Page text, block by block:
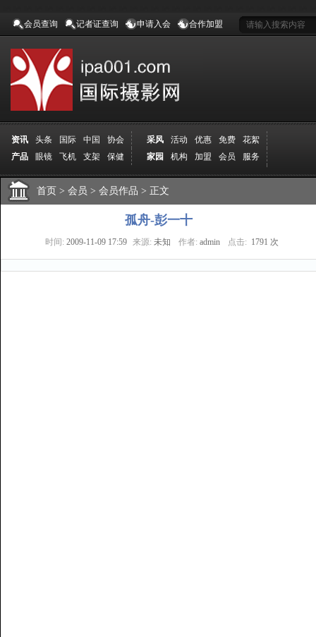
会员查询 记者证查询 申请入会 合作加盟
资讯 头条 国际 中国 协会 采风 活动 优惠 免费
花絮
产品
眼镜 飞机 支架 保健 家园 机构 加盟 会员
服务
地方
吉林 广西 山东 加拿大 空间 认证 寻友 发图
分享
学院
分院 导师 课程 报名 商城
媒体
记者 报纸 杂志 视频 展赛 赛事 展馆 直通车 更多
首页 > 会员 > 会员作品 > 正文
孤舟-彭一十
时间: 2009-11-09 17:59 来源: 未知 作者: admin 点击: 1791 次